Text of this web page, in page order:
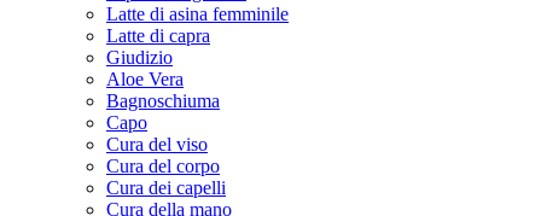
Latte di asina femminile
Latte di capra
Giudizio
Aloe Vera
Bagnoschiuma
Capo
Cura del viso
Cura del corpo
Cura dei capelli
Cura della mano